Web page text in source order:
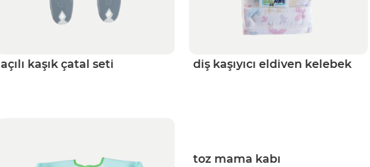
açılı kaşık çatal seti diş kaşıyıcı eldiven kelebek
toz mama kabı